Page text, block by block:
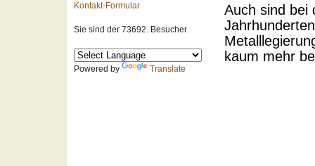
Kontakt-Formular
Sie sind der 73692. Besucher
Powered by Translate
Auch sind bei
kaum mehr